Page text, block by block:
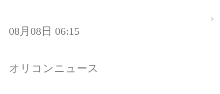
08月08日 06:15
オリコンニュース